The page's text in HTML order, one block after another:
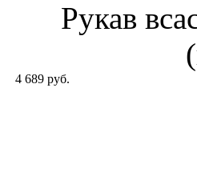
Рукав
4 689 руб.